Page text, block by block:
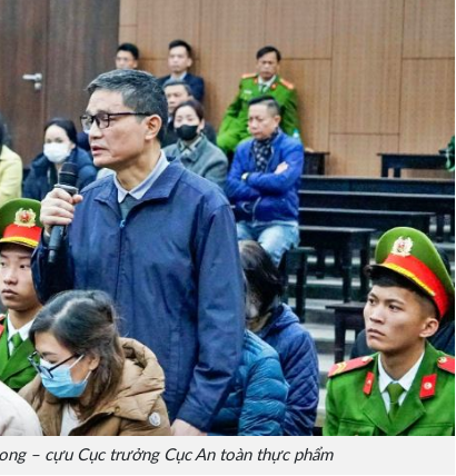
– cựu Cục trưởng Cục An toàn thực phẩm